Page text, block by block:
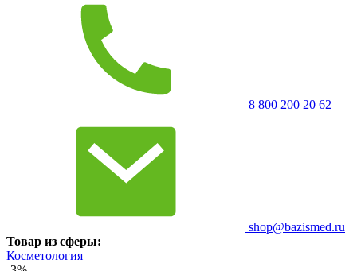
8 800 200 20 62
shop@bazismed.ru
Товар из сферы:
Косметология